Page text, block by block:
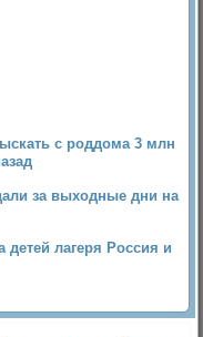
с роддома 3 млн
за выходные дни на
лагеря Россия и